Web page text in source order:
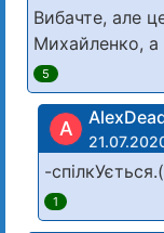
Вибачте, але
Михайленко, а
5
A
-спілкУється.(
1